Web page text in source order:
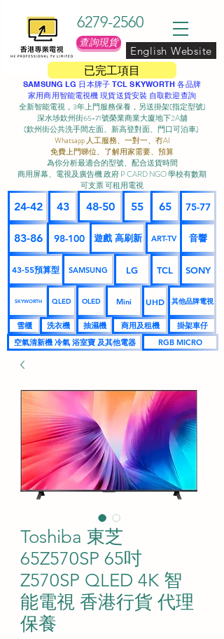
已完工項目
6279-2560
查詢現貨
English Website
SAMSUNG LG 日本牌子 TCL SKYWORTH 各品牌
家用商用智能電視機 現貨送貨安裝 自取歡迎查詢
全新智能電視，3年上門服務保養，另送掛架(指定型號)
深水埗欽州街65-71號榮業商業大廈地下2A舖
(欽州街公共洗手間左面、新高登對面、門口可泊車) ​
Whatsapp 人工服務、一對一、冇AI
免費上門睇位、了解用家需要、預算
為你分析最適合的型號、配合送貨時間
商用屏幕、電視及廣告機 政府 P CARD NGO 學校有數期
可支票 可租用電視
24-42 43 48-50 55 65 75-77
83-86 98-100 遊戲 高刷新 ART-TV 音響
43-55預算型 SAMSUNG LG TCL SONY
SKYWORTH QLED OLED Mini UHD 其他品牌電視
雪櫃 洗衣機 抽濕機 商用及租機
掛架車仔
空氣清新機 冷氣 浴室寶 及其他電器
RGB MICRO
Toshiba 東芝
65Z570SP 65吋
Z570SP QLED 4K 智
能電視 香港行貨 代理
保養